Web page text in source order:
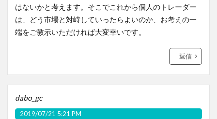
はないかと考えます。そこでこれから個人のトレーダー
は、どう市場と対峙していったらよいのか、お考えの一
端をご教示いただければ大変幸いです。
返信
dabo_gc
2019/07/21 5:21 PM